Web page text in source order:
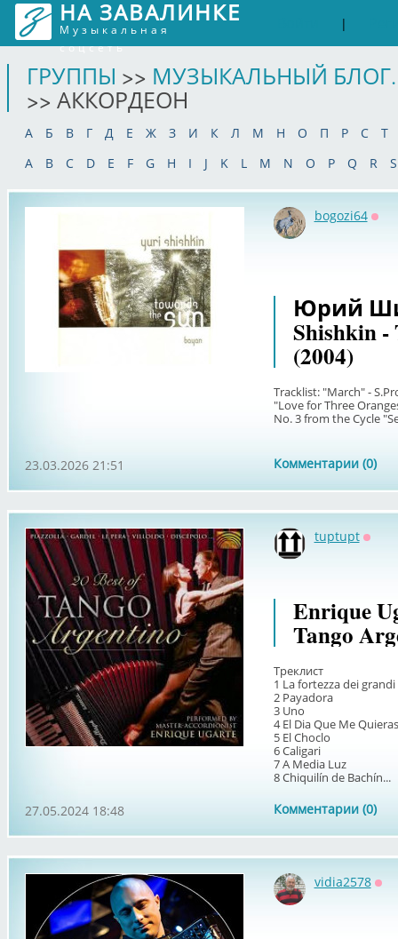
НА ЗАВАЛИНКЕ
Музыкальная
соцсеть
|
ГРУППЫ >> МУЗЫКАЛЬНЫЙ
>> АККОРДЕОН
А Б В Г Д Е Ж З И К Л М Н О П Р С
Т
A
B C D E F G H I J K L M N O P Q R S
bogozi64
Юрий
Shishkin -
(2004)
Tracklist: "March" -
"Love for Three
No. 3 from the Cycle
Комментарии (0)
23.03.2026 21:51
tuptupt
Enrique
Tango
Треклист
1 La fortezza dei
2 Payadora
3 Uno
4 El Dia Que Me Quieras
5 El Choclo
6 Caligari
7 A Media Luz
8 Chiquilín de Bachín...
Комментарии (0)
27.05.2024 18:48
vidia2578